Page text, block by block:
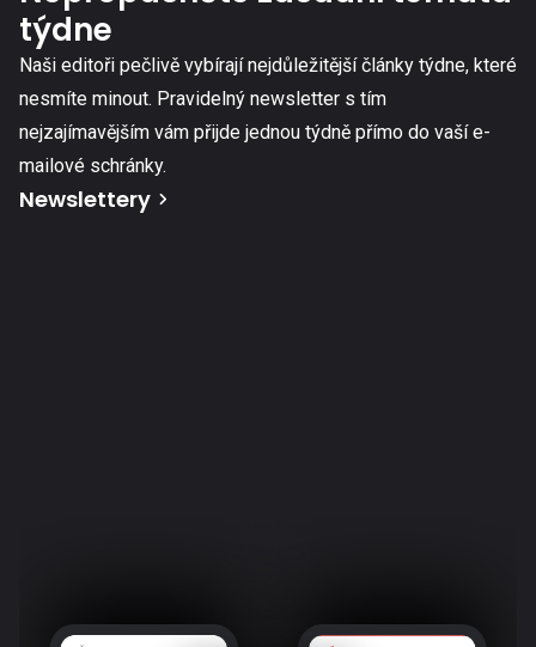
týdne
Naši editoři pečlivě vybírají nejdůležitější články týdne, které
nesmíte minout. Pravidelný newsletter s tím
nejzajímavějším vám přijde jednou týdně přímo do vaší e-
mailové schránky.
Newslettery